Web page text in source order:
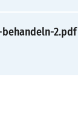
2.pdf